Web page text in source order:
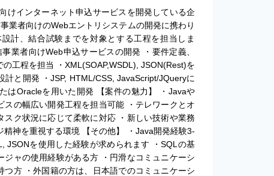
けインターネット申込サービスを開発している企
業者向けのWebエントリシステムの開発に携わり
計、結合試験までを対象とする工程を担当しま
業者向けWeb申込サービスの開発 ・要件定義、
工程を担当 ・XML(SOAP,WSDL), JSON(Rest)を
計と開発 ・JSP, HTML/CSS, JavaScript/JQueryに
はOracleを用いた開発 【案件の魅力】 ・Javaや
スの幅広い開発工程を担当可能 ・テレワークとオ
スク状況に応じて柔軟に対応 ・新しい技術や業務
精神を重視する環境 【その他】 ・Java開発経験3-
JSONを使用した経験が求められます ・SQLの基
ジャの使用経験がある方 ・円滑なコミュニケーシ
つ方 ・外国籍の方は、日本語でのコミュニケーシ